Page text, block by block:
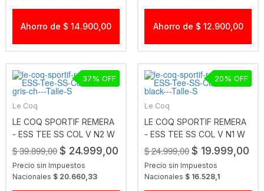
Ahorro de $ 14.900,00 Ahorro de $ 12.900,00
Le Coq
LE COQ SPORTIF REMERA
- ESS TEE SS COL V N2 W
GRIS CH
$ 39.899,00 $ 24.999,00
Precio sin Impuestos
Nacionales $ 20.660,33
37
Le Coq
LE COQ SPORTIF REMERA
- ESS TEE SS COL V N1 W
BLACK
$ 24.999,00 $ 19.999,00
Precio sin Impuestos
Nacionales $ 16.528,1
20